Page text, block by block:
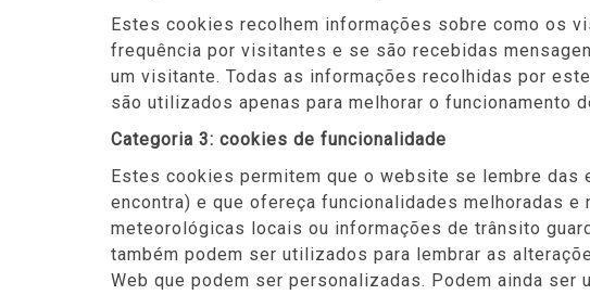
Estes cookies recolhem informações sobre como os
frequência por visitantes e se são recebidas
um visitante. Todas as informações recolhidas por
são utilizados apenas para melhorar o funcionamento
Categoria 3: cookies de funcionalidade
Estes cookies permitem que o website se lembre das
encontra) e que ofereça funcionalidades melhoradas
meteorológicas locais ou informações de trânsito
também podem ser utilizados para lembrar as
Web que podem ser personalizadas. Podem ainda